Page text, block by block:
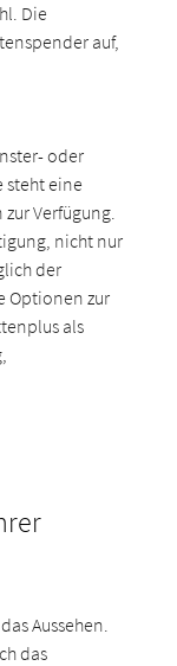
Die
auf,
oder
steht eine
Verfügung.
nicht nur
der
Optionen zur
als
Aussehen.
das